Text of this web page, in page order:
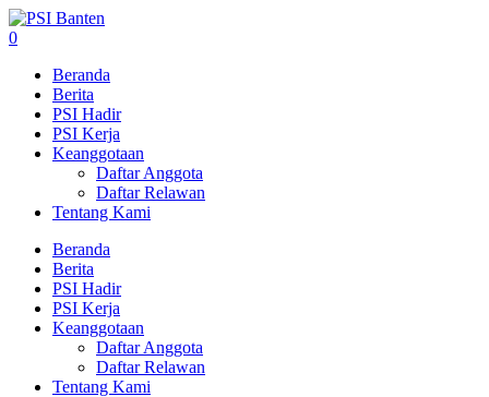
0
Beranda
Berita
PSI Hadir
PSI Kerja
Keanggotaan
Daftar Anggota
Daftar Relawan
Tentang Kami
Beranda
Berita
PSI Hadir
PSI Kerja
Keanggotaan
Daftar Anggota
Daftar Relawan
Tentang Kami